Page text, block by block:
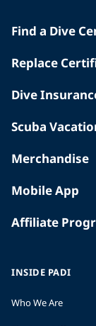
Find a Dive
Replace
Dive
Scuba
Merchandise
Mobile App
Affiliate
INSIDE PADI
Who We Are